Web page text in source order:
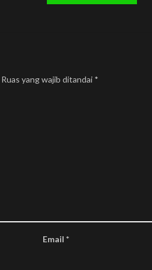
Ruas yang wajib ditandai *
Email *